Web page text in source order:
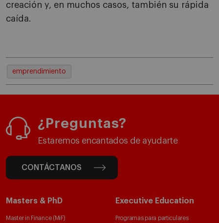
creación y, en muchos casos, también su rápida
caída.
emprendimiento
¿Preguntas?
Estaremos encantados de ayudarte
CONTÁCTANOS
Masters & PhD
Master in Finance (MiF)
Executive Education
Programas para particulares